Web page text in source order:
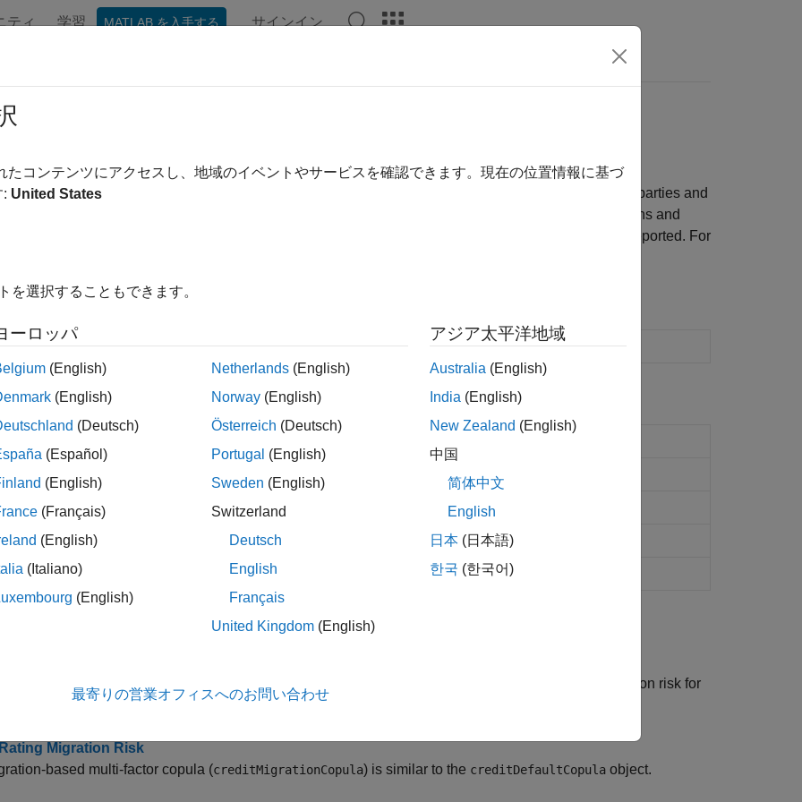
ティ 学習 MATLAB を入手する サインイン
Credit Rating Migration Risk
credit portfolio value changes due to credit rating migrations using copulas
object takes as input a portfolio of credit-sensitive positions with a set of counterparties and
a copula-based, multifactor simulation of credit rating migrations. Counterparty credit rating migrations and
changes in portfolio value are calculated for each scenario and several risk measurements are reported. For
Simulate and analyze multifactor credit migration rating model
Generate portfolio-level risk measurements
Generate risk contributions for each counterparty in portfolio
Confidence interval bands
Counterparty scenarios
shows a common workflow for using a
object to measure credit migration risk for
Migration Risk
based multi-factor copula (creditMigrationCopula) is similar to the creditDefaultCopula object.
たコンテンツにアクセスし、地域のイベントやサービスを確認できます。現在の位置情報に基づ
: United States
を選択することもできます。
ーロッパ
(English)
(English)
(Deutsch)
(Español)
(English)
(Français)
(English)
(Italiano)
(English)
Netherlands (English)
Norway (English)
Österreich (Deutsch)
Portugal (English)
Sweden (English)
Switzerland
Deutsch
English
Français
United Kingdom (English)
アジア太平洋地域
Australia (English)
India (English)
New Zealand (English)
中国
简体中文
English
日本 (日本語)
한국 (한국어)
最寄りの営業オフィスへのお問い合わせ